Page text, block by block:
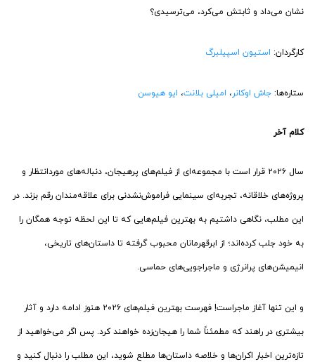
نشان می‌داد و ثابتش می‌کرد، می‌ترسیدی؟
کارگردان: استیون اسپیلبرگ
ستاره‌ها: جاش اوکانر، امیلی بلانت، ایو هیوسن
کلام آخر
سال ۲۰۲۶ قرار است با مجموعه‌ای از فیلم‌های پرهیجان، دنباله‌های موردانتظار و
پروژه‌های خلاقانه، تجربه‌ای سینمایی فراموش‌نشدنی برای علاقه‌مندان رقم بزند. در
این مطلب، نگاهی داشتیم به بهترین فیلم‌هایی که تا این لحظه توجه همگان را
به خود جلب کرده‌اند؛ از ابرقهرمانان محبوب گرفته تا داستان‌های تاریخی،
انیمیشن‌های پرانرژی و ماجراجویی‌های حماسی.
و این تنها آغاز ماجراست! فهرست بهترین فیلم‌های ۲۰۲۶ هنوز ادامه دارد و آثار
بیشتری در راهند که مطمئناً شما را هیجان‌زده خواهند کرد. پس اگر می‌خواهید از
تازه‌ترین اخبار اکران‌ها و خلاصه داستان‌ها مطلع شوید، این مطلب را دنبال کنید و